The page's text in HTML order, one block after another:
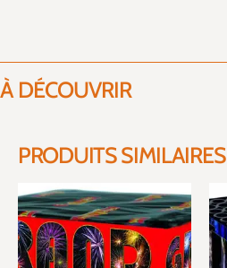
À DÉCOUVRIR
PRODUITS SIMILAIRES